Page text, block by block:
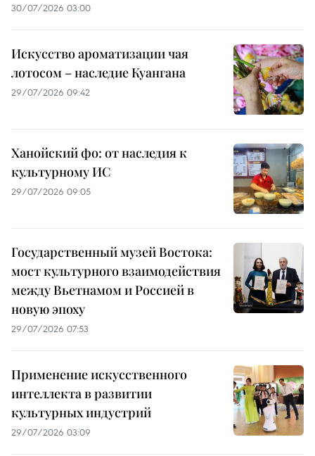
30/07/2026 03:00
Искусство ароматизации чая
лотосом – наследие Куангана
29/07/2026 09:42
Ханойский фо: от наследия к
культурному ИС
29/07/2026 09:05
Государственный музей Востока:
мост культурного взаимодействия
между Вьетнамом и Россией в
новую эпоху
29/07/2026 07:53
Применение искусственного
интеллекта в развитии
культурных индустрий
29/07/2026 03:09